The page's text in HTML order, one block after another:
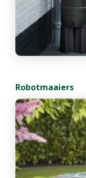
Robotmaaiers